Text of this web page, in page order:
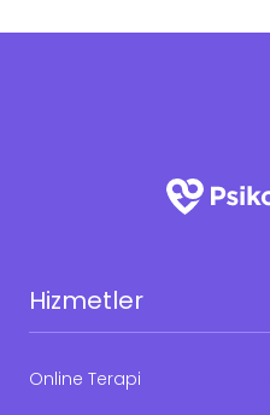
Hizmetler
Online Terapi